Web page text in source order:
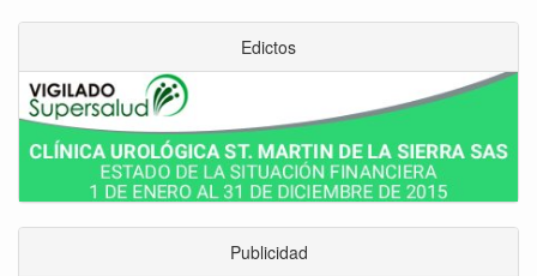
Edictos
Publicidad